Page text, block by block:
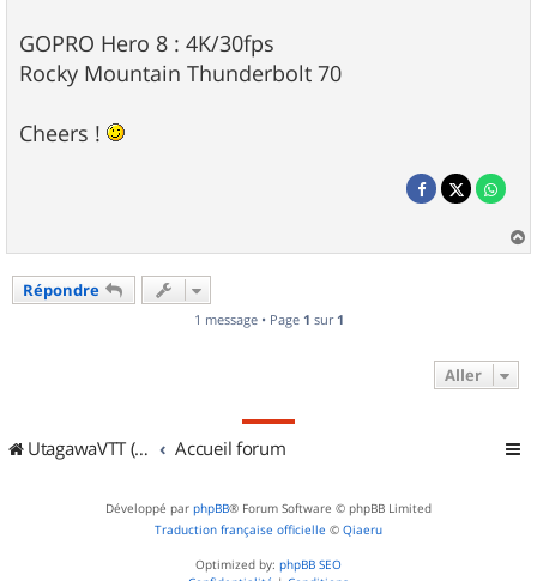
GOPRO Hero 8 : 4K/30fps
Rocky Mountain Thunderbolt 70
Cheers !
a
Répondre
1 message • Page 1 sur 1
Aller
UtagawaVTT (Randos VTT et VTTAE avec traces GPS) Accueil forum
Développé par phpBB® Forum Software © phpBB Limited
Traduction française officielle © Qiaeru
Optimized by: phpBB SEO